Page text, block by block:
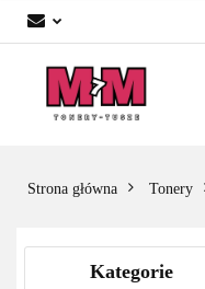
Strona główna Tonery
Kategorie